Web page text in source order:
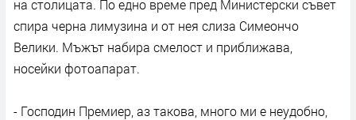
на столицата. По едно време пред Министерски съвет
спира черна лимузина и от нея слиза Симеончо
Велики. Мъжът набира смелост и приближава,
носейки фотоапарат.
- Господин Премиер, аз такова, много ми е неудобно,